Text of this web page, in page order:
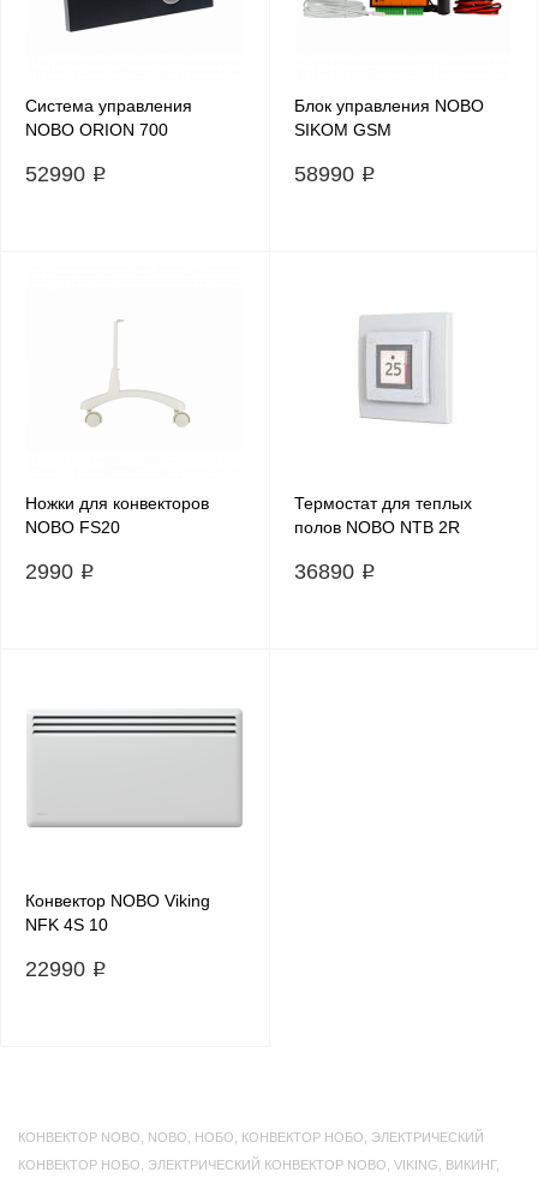
Система управления
NOBO ORION 700
52990 ₽
Блок управления NOBO
SIKOM GSM
58990 ₽
Ножки для конвекторов
NOBO FS20
2990 ₽
Термостат для теплых
полов NOBO NTB 2R
36890 ₽
Конвектор NOBO Viking
NFK 4S 10
22990 ₽
КОНВЕКТОР NOBO NOBO НОБО КОНВЕКТОР НОБО
ЭЛЕКТРИЧЕСКИЙ
КОНВЕКТОР НОБО
ЭЛЕКТРИЧЕСКИЙ КОНВЕКТОР NOBO VIKING ВИКИНГ,